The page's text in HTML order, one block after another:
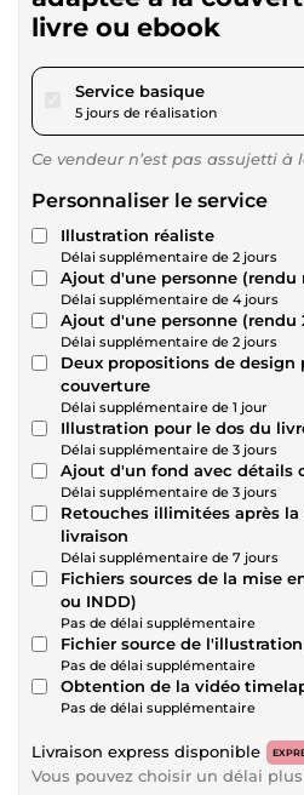
livre ou ebook
Service basiquepour 230,85
5 jours de réalisation
Ce vendeur n’est pas assujetti à
Personnaliser le service
Illustration réaliste
Délai supplémentaire de 2 jours
Ajout d'une personne (rendu
Délai supplémentaire de 4 jours
Ajout d'une personne (rendu
Délai supplémentaire de 2 jours
Deux propositions de design
couverture
Délai supplémentaire de 1 jour
Illustration pour le dos du
Délai supplémentaire de 3 jours
Ajout d'un fond avec détails
Délai supplémentaire de 3 jours
Retouches illimitées après la
livraison
Délai supplémentaire de 7 jours
Fichiers sources de la mise
ou INDD)
Pas de délai supplémentaire
Fichier source de l'illustration
Pas de délai supplémentaire
Obtention de la vidéo
Pas de délai supplémentaire
Livraison express disponible
Vous pouvez choisir un délai